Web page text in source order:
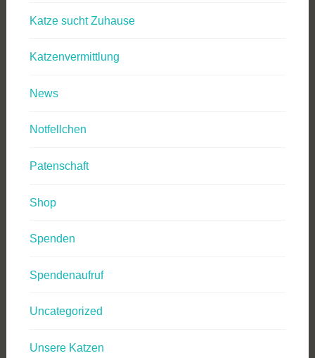
Katze sucht Zuhause
Katzenvermittlung
News
Notfellchen
Patenschaft
Shop
Spenden
Spendenaufruf
Uncategorized
Unsere Katzen